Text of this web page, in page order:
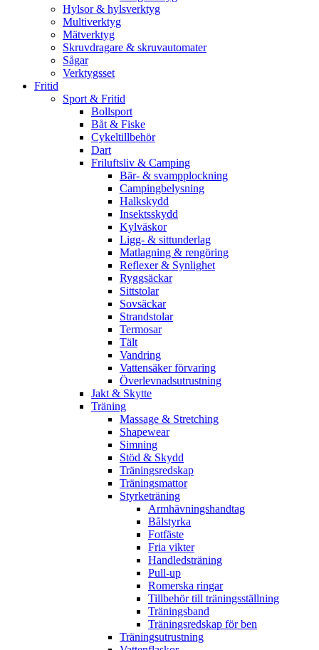
Hylsor & hylsverktyg
Multiverktyg
Mätverktyg
Skruvdragare & skruvautomater
Sågar
Verktygsset
Fritid
Sport & Fritid
Bollsport
Båt & Fiske
Cykeltillbehör
Dart
Friluftsliv & Camping
Bär- & svampplockning
Campingbelysning
Halkskydd
Insektsskydd
Kylväskor
Ligg- & sittunderlag
Matlagning & rengöring
Reflexer & Synlighet
Ryggsäckar
Sittstolar
Sovsäckar
Strandstolar
Termosar
Tält
Vandring
Vattensäker förvaring
Överlevnadsutrustning
Jakt & Skytte
Träning
Massage & Stretching
Shapewear
Simning
Stöd & Skydd
Träningsredskap
Träningsmattor
Styrketräning
Armhävningshandtag
Bålstyrka
Fotfäste
Fria vikter
Handledsträning
Pull-up
Romerska ringar
Tillbehör till träningsställning
Träningsband
Träningsredskap för ben
Träningsutrustning